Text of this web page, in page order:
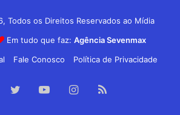
Todos os Direitos Reservados ao Mídia
Em tudo que faz: Agência Sevenmax
Fale Conosco Política de Privacidade
TwitterYouTubeInstagram
RSS